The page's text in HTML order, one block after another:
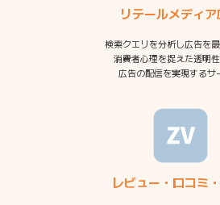
リテールメディ
検索クエリを分析し広告を
消費者心理を捉えた透明
広告の配信を実現するサ
レビュー・口コミ